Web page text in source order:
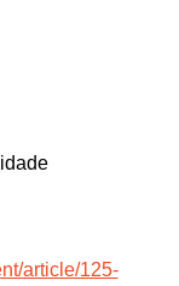
article/125-